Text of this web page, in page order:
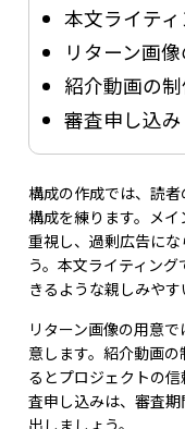
本文ライテ
リターン画
紹介動画の
審査申し込み
構成の作成では、読
構成を練ります。メ
重視し、過剰広告に
う。本文ライティン
きるような親しみやす
リターン画像の用意
意します。紹介動画
るとプロジェクトの
査申し込みは、審査